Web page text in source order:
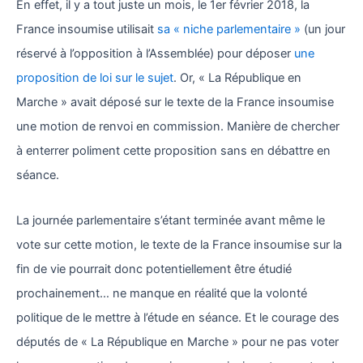
En effet, il y a tout juste un mois, le 1er février 2018, la
France insoumise utilisait sa « niche parlementaire » (un jour
réservé à l’opposition à l’Assemblée) pour déposer une
proposition de loi sur le sujet. Or, « La République en
Marche » avait déposé sur le texte de la France insoumise
une motion de renvoi en commission. Manière de chercher
à enterrer poliment cette proposition sans en débattre en
séance.
La journée parlementaire s’étant terminée avant même le
vote sur cette motion, le texte de la France insoumise sur la
fin de vie pourrait donc potentiellement être étudié
prochainement… ne manque en réalité que la volonté
politique de le mettre à l’étude en séance. Et le courage des
députés de « La République en Marche » pour ne pas voter